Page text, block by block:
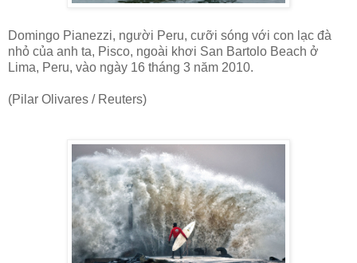
Domingo Pianezzi, người Peru, cưỡi sóng với con lạc đà
nhỏ của anh ta, Pisco, ngoài khơi San Bartolo Beach ở
Lima, Peru, vào ngày 16 tháng 3 năm 2010.
(Pilar Olivares / Reuters)